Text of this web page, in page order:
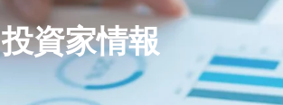
投資家情報